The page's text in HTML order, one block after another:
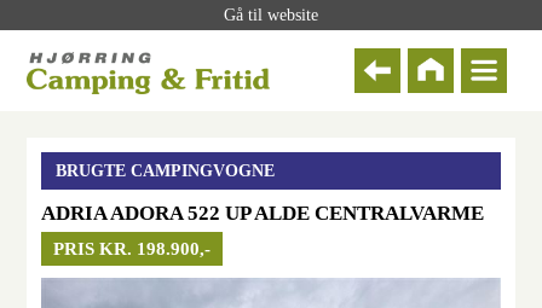
Gå til website
BRUGTE CAMPINGVOGNE
ADRIA ADORA 522 UP ALDE CENTRALVARME
PRIS KR. 198.900,-